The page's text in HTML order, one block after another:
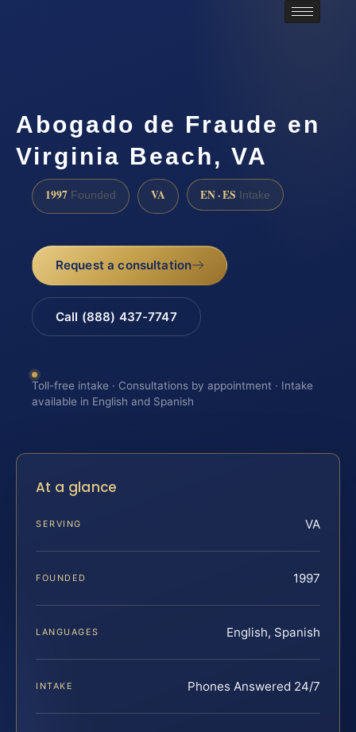
Abogado de Fraude en
Virginia Beach, VA
1997 Founded VA EN · ES Intake
Request a consultation
Call (888) 437-7747
Toll-free intake · Consultations by appointment · Intake
available in English and Spanish
At a glance
SERVING VA
FOUNDED 1997
LANGUAGES English, Spanish
INTAKE Phones Answered 24/7